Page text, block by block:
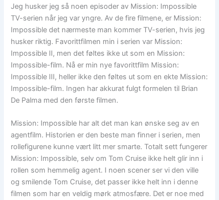
Jeg husker jeg så noen episoder av Mission: Impossible
TV-serien når jeg var yngre. Av de fire filmene, er Mission:
Impossible det nærmeste man kommer TV-serien, hvis jeg
husker riktig. Favorittfilmen min i serien var Mission:
Impossible II, men det føltes ikke ut som en Mission:
Impossible-film. Nå er min nye favorittfilm Mission:
Impossible III, heller ikke den føltes ut som en ekte Mission:
Impossible-film. Ingen har akkurat fulgt formelen til Brian
De Palma med den første filmen.
Mission: Impossible har alt det man kan ønske seg av en
agentfilm. Historien er den beste man finner i serien, men
rollefigurene kunne vært litt mer smarte. Totalt sett fungerer
Mission: Impossible, selv om Tom Cruise ikke helt glir inn i
rollen som hemmelig agent. I noen scener ser vi den ville
og smilende Tom Cruise, det passer ikke helt inn i denne
filmen som har en veldig mørk atmosfære. Det er noe med